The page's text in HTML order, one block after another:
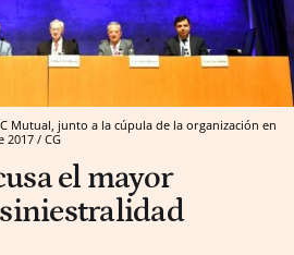
Mutual, junto a la cúpula de la organización en
2017 / CG
el mayor